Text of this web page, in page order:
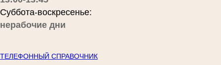
Суббота-воскресенье:
нерабочие дни
ТЕЛЕФОННЫЙ СПРАВОЧНИК